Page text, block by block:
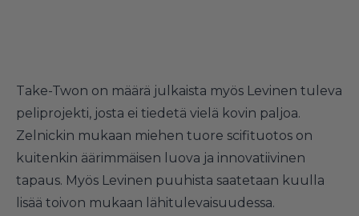
Take-Twon on määrä julkaista myös Levinen tuleva
peliprojekti, josta ei tiedetä vielä kovin paljoa.
Zelnickin mukaan miehen tuore scifituotos on
kuitenkin äärimmäisen luova ja innovatiivinen
tapaus. Myös Levinen puuhista saatetaan kuulla
lisää toivon mukaan lähitulevaisuudessa.